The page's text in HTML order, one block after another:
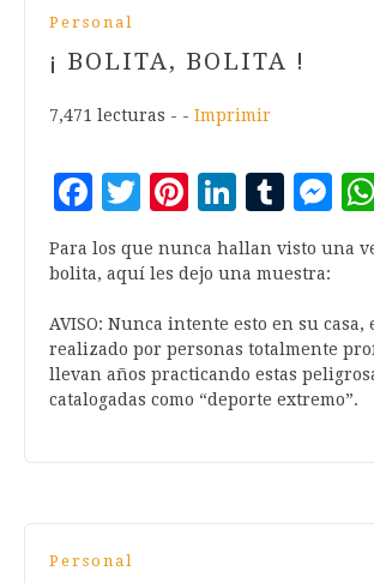
Personal
¡ BOLITA, BOLITA !
7,471 lecturas - - Imprimir
Facebook
Twitter
Pinterest
Para los que nunca hallan visto una
bolita, aquí les dejo una muestra:
AVISO: Nunca intente esto en su casa,
realizado por personas totalmente
llevan años practicando estas
catalogadas como “deporte extremo”.
Personal